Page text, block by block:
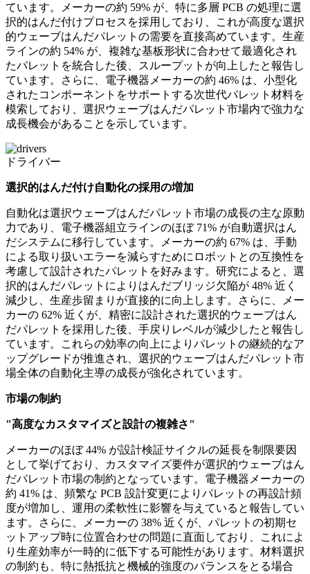
ています。メーカーの約 59% が、特に多層 PCB の処理に選
択的はんだ付けプロセスを採用しており、これが高度な選択
的ウェーブはんだパレットの需要を直接高めています。生産
ラインの約 54% が、複雑な基板形状に合わせて最適化され
たパレットを統合した後、スループットが向上したと報告し
ています。さらに、電子機器メーカーの約 46% は、小型化
されたコンポーネントをサポートする次世代パレット材料を
模索しており、選択ウェーブはんだパレット市場内で強力な
成長機会があることを示しています。
ドライバー
選択的はんだ付け自動化の採用の増加
自動化は選択ウェーブはんだパレット市場の成長の主な原動
力であり、電子機器組立ラインのほぼ 71% が自動選択はん
だシステムに移行しています。メーカーの約 67% は、手動
による取り扱いエラーを減らすためにロボットとの互換性を
考慮して設計されたパレットを好みます。研究によると、選
択的はんだパレットによりはんだブリッジ欠陥が 48% 近く
減少し、生産歩留まりが直接的に向上します。さらに、メー
カーの 62% 近くが、精密に設計された選択的ウェーブはん
だパレットを採用した後、手戻りレベルが減少したと報告し
ています。これらの効率の向上によりパレットの継続的なア
ップグレードが推進され、選択的ウェーブはんだパレット市
場全体の自動化主導の成長が強化されています。
市場の制約
"高度なカスタマイズと設計の複雑さ"
メーカーのほぼ 44% が設計検証サイクルの延長を制限要因
として挙げており、カスタマイズ要件が選択的ウェーブはん
だパレット市場の制約となっています。電子機器メーカーの
約 41% は、頻繁な PCB 設計変更によりパレットの再設計頻
度が増加し、運用の柔軟性に影響を与えていると報告してい
ます。さらに、メーカーの 38% 近くが、パレットの初期セ
ットアップ時に位置合わせの問題に直面しており、これによ
り生産効率が一時的に低下する可能性があります。材料選択
の制約も、特に熱抵抗と機械的強度のバランスをとる場合